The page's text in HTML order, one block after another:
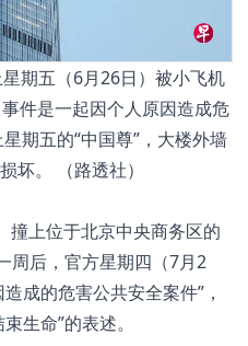
期五（6月26日）被小飞机
件是一起因个人原因造成危
期五的“中国尊”，大楼外墙
坏。 （路透社）
撞上位于北京中央商务区的
周后，官方星期四（7月2
成的危害公共安全案件”，
生命”的表述。